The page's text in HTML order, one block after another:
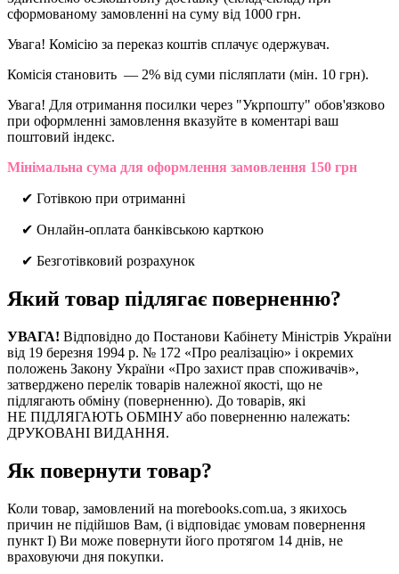
сформованому замовленні на суму від 1000 грн.
Увага! Комісію за переказ коштів сплачує одержувач.
Комісія становить — 2% від суми післяплати (мін. 10 грн).
Увага! Для отримання посилки через "Укрпошту" обов'язково
при оформленні замовлення вказуйте в коментарі ваш
поштовий індекс.
Мінімальна сума для оформлення замовлення 150 грн
✔ Готівкою при отриманні
✔ Онлайн-оплата банківською карткою
✔ Безготівковий розрахунок
Який товар підлягає поверненню?
УВАГА! Відповідно до Постанови Кабінету Міністрів України
від 19 березня 1994 р. № 172 «Про реалізацію» і окремих
положень Закону України «Про захист прав споживачів»,
затверджено перелік товарів належної якості, що не
підлягають обміну (поверненню). До товарів, які
НЕ ПІДЛЯГАЮТЬ ОБМІНУ або поверненню належать:
ДРУКОВАНІ ВИДАННЯ.
Як повернути товар?
Коли товар, замовлений на morebooks.com.ua, з якихось
причин не підійшов Вам, (і відповідає умовам повернення
пункт I) Ви може повернути його протягом 14 днів, не
враховуючи дня покупки.